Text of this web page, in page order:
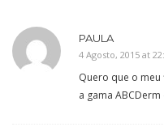
PAULA
4 Agosto, 2015 at
Quero que o
a gama